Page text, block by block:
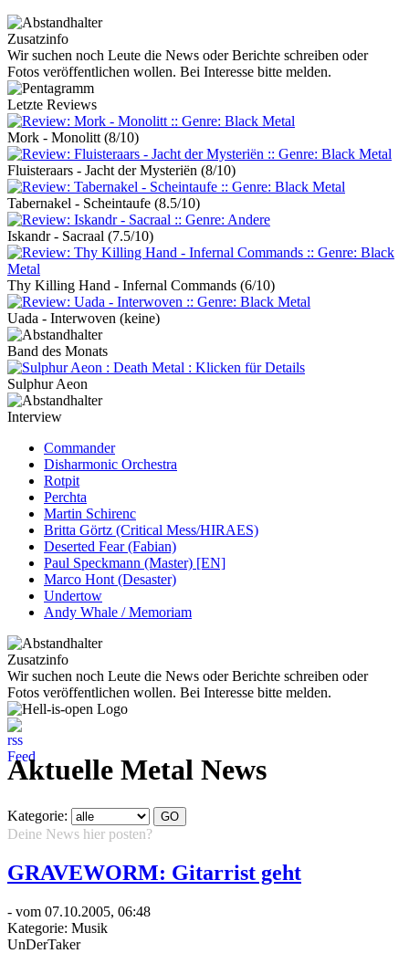
Zusatzinfo
Wir suchen noch Leute die News oder Berichte schreiben oder
Fotos veröffentlichen wollen. Bei Interesse bitte melden.
Letzte Reviews
Mork - Monolitt (8/10)
Fluisteraars - Jacht der Mysteriën (8/10)
Tabernakel - Scheintaufe (8.5/10)
Iskandr - Sacraal (7.5/10)
Thy Killing Hand - Infernal Commands (6/10)
Uada - Interwoven (keine)
Band des Monats
Sulphur Aeon
Interview
Commander
Disharmonic Orchestra
Rotpit
Perchta
Martin Schirenc
Britta Görtz (Critical Mess/HIRAES)
Deserted Fear (Fabian)
Paul Speckmann (Master) [EN]
Marco Hont (Desaster)
Undertow
Andy Whale / Memoriam
Zusatzinfo
Wir suchen noch Leute die News oder Berichte schreiben oder
Fotos veröffentlichen wollen. Bei Interesse bitte melden.
Aktuelle Metal News
Kategorie:
Deine News hier posten?
GRAVEWORM: Gitarrist geht
- vom 07.10.2005, 06:48
Kategorie: Musik
UnDerTaker